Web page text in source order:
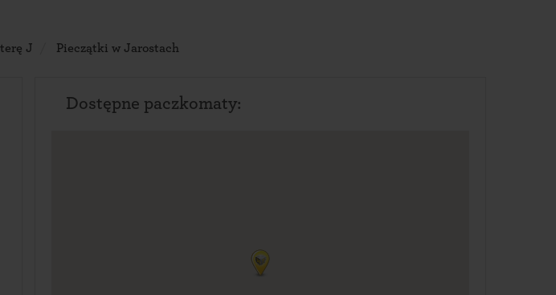
J Pieczątki w Jarostach
Dostępne paczkomaty: